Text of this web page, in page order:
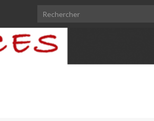
Search for: